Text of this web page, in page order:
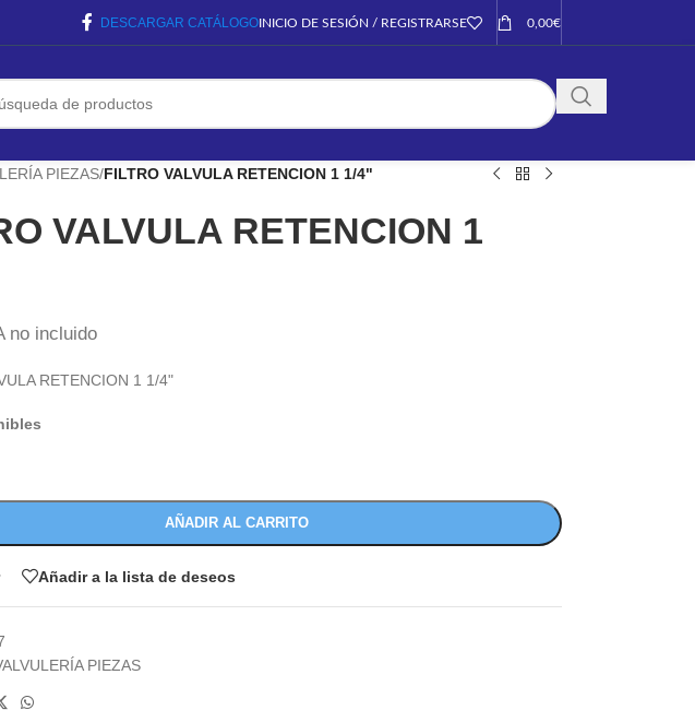
DESCARGAR CATÁLOGOINICIO DE SESIÓN / REGISTRARSE 0,00€
PIEZAS/FILTRO VALVULA RETENCION 1 1/4"
VALVULA RETENCION 1
no incluido
RETENCION 1 1/4"
AÑADIR AL CARRITO
Añadir a la lista de deseos
PIEZAS